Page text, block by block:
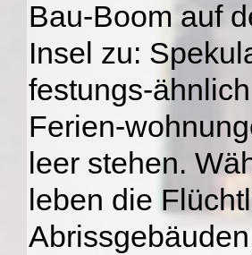
Bau-Boom auf
Insel zu:
festungs-
Ferien-
leer stehen.
leben die